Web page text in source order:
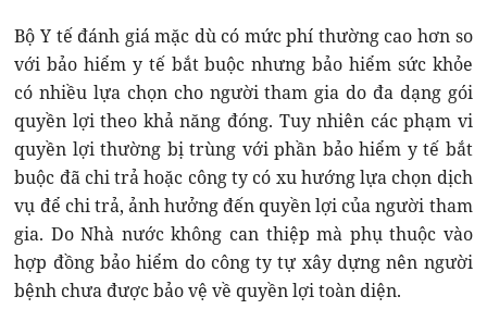
Bộ Y tế đánh giá mặc dù có mức phí thường cao hơn so
với bảo hiểm y tế bắt buộc nhưng bảo hiểm sức khỏe
có nhiều lựa chọn cho người tham gia do đa dạng gói
quyền lợi theo khả năng đóng. Tuy nhiên các phạm vi
quyền lợi thường bị trùng với phần bảo hiểm y tế bắt
buộc đã chi trả hoặc công ty có xu hướng lựa chọn dịch
vụ để chi trả, ảnh hưởng đến quyền lợi của người tham
gia. Do Nhà nước không can thiệp mà phụ thuộc vào
hợp đồng bảo hiểm do công ty tự xây dựng nên người
bệnh chưa được bảo vệ về quyền lợi toàn diện.